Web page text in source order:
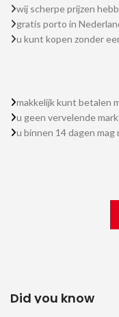
wij scherpe prijzen
gratis porto in
u kunt kopen zonder
makkelijk kunt betalen
u geen vervelende
u binnen 14 dagen
Did you know